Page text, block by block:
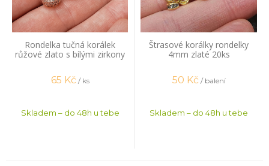
Rondelka tučná korálek
růžové zlato s bílými zirkony
65 Kč / ks
Skladem – do 48h u tebe
Štrasové korálky rondelky
4mm zlaté 20ks
50 Kč / balení
Skladem – do 48h u tebe